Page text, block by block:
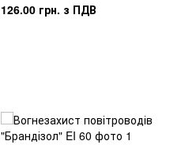
126.00 грн. з ПДВ